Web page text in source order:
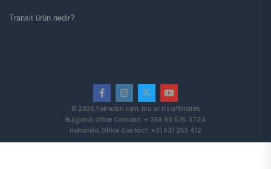
Transit ürün nedir?
© 2026,Teknobin.com, Inc. or its affiliates
Bulgaria office Contact: + 359 88 575 3724
Hollanda Office Contact: +31 631 353 412